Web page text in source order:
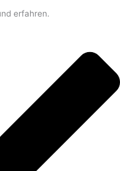
erfahren.